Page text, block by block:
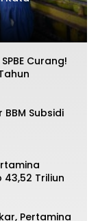
Curang!
Subsidi
43,52 Triliun
Pertamina